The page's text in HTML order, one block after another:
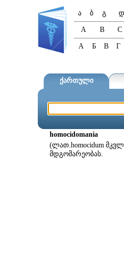
ა ბ გ დ
A
B C
А
Б В Г
ქართული
homocidomania
(ლათ.homocidum
მდგომარეობას.